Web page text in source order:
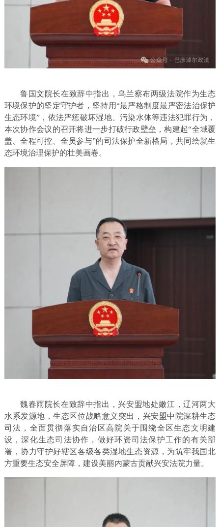
鲁国文院长在致辞中指出，乌兰察布两级法院作为生态
环境保护的坚定守护者，坚持用“最严格制度最严密法治保护
生态环境”，依法严惩破坏湿地、污染水体等违法犯罪行为，
本次协作会议的召开将进一步打破行政壁垒，构建起“全域覆
盖、全程可控、全员参与”的司法保护全新格局，共同绘就生
态环境治理保护的壮美画卷。
魏春雨院长在致辞中指出，兴安盟地处嫩江，辽河两大
水系发源地，生态区位战略意义突出，兴安盟中院深耕生态
司法，全面贯彻落实自治区高院关于围绕全区生态文明建
设，深化生态司法协作，做好环资司法保护工作的有关部
署，协力守护好辖区各级各类湿地生态资源，为筑牢我国北
方重要生态安全屏障，建设美丽内蒙古贡献兴安法院力量。